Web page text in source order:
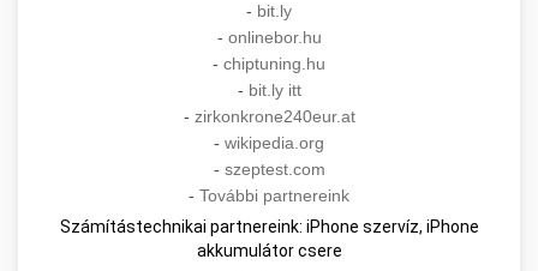
- bit.ly
- onlinebor.hu
- chiptuning.hu
- bit.ly itt
- zirkonkrone240eur.at
- wikipedia.org
- szeptest.com
- További partnereink
Számítástechnikai partnereink: iPhone szervíz, iPhone
akkumulátor csere